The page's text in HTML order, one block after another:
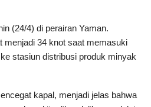
(24/4) di perairan Yaman.
menjadi 34 knot saat memasuki
stasiun distribusi produk minyak
kapal, menjadi jelas bahwa